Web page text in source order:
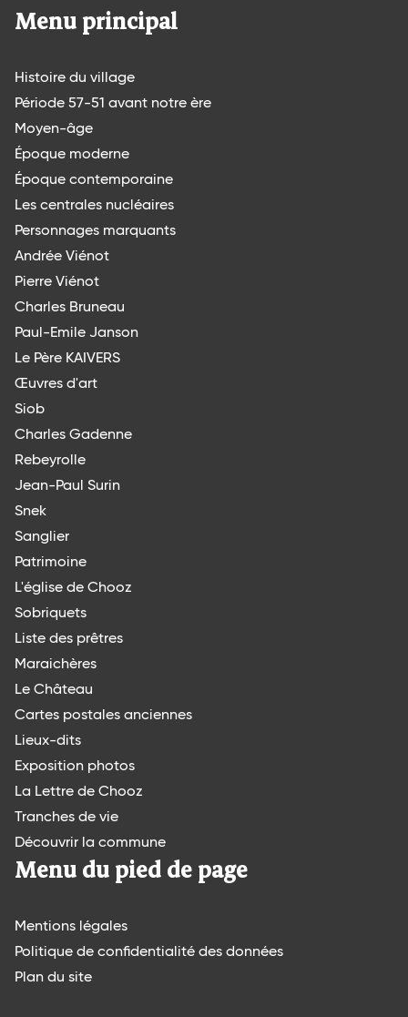
Menu principal
Histoire du village
Période 57-51 avant notre ère
Moyen-âge
Époque moderne
Époque contemporaine
Les centrales nucléaires
Personnages marquants
Andrée Viénot
Pierre Viénot
Charles Bruneau
Paul-Emile Janson
Le Père KAIVERS
Œuvres d'art
Siob
Charles Gadenne
Rebeyrolle
Jean-Paul Surin
Snek
Sanglier
Patrimoine
L'église de Chooz
Sobriquets
Liste des prêtres
Maraichères
Le Château
Cartes postales anciennes
Lieux-dits
Exposition photos
La Lettre de Chooz
Tranches de vie
Découvrir la commune
Menu du pied de page
Mentions légales
Politique de confidentialité des données
Plan du site